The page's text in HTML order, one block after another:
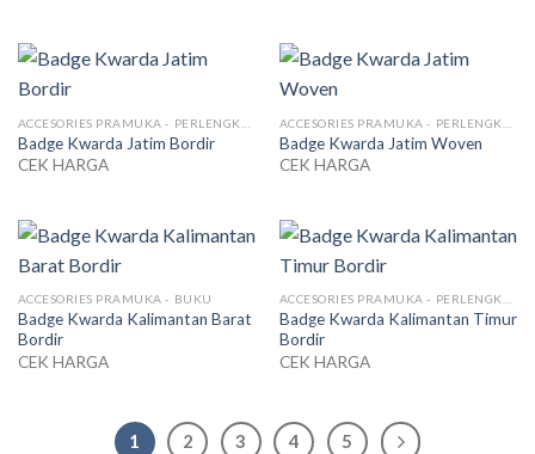
Badge Kwarda Jatim Bordir
CEK HARGA
Badge Kwarda Jatim Woven
CEK HARGA
ACCESORIES PRAMUKA - BUKU
Badge Kwarda Kalimantan Barat
Bordir
CEK HARGA
ACCESORIES PRAMUKA - PERLENGKAPAN SERAGAM
Badge Kwarda Kalimantan Timur
Bordir
CEK HARGA
1 2 3 4 5